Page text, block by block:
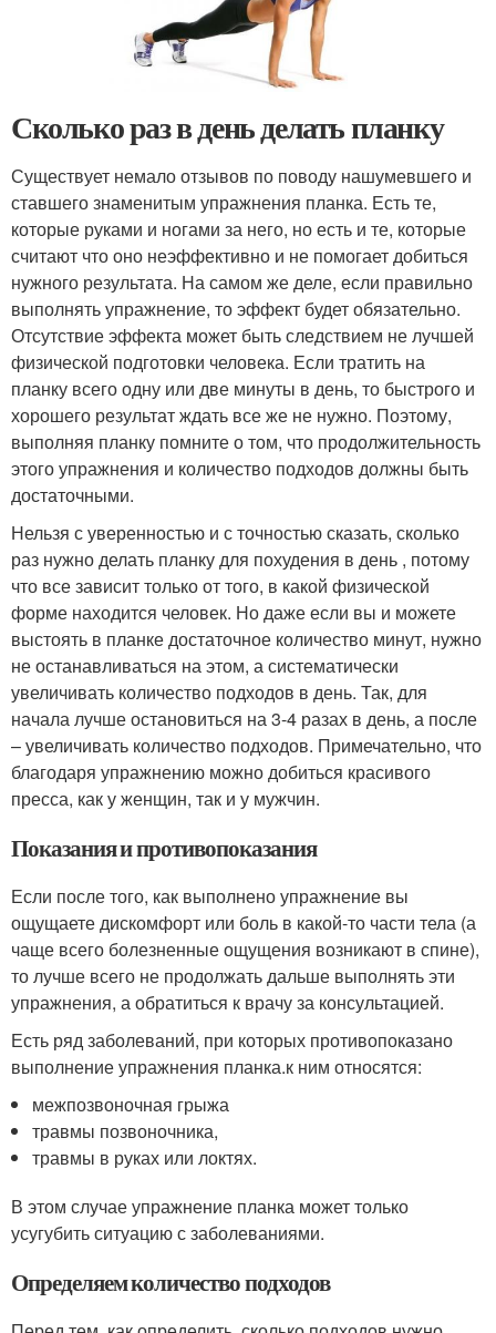
Сколько раз в день делать планку
Существует немало отзывов по поводу нашумевшего и
ставшего знаменитым упражнения планка. Есть те,
которые руками и ногами за него, но есть и те, которые
считают что оно неэффективно и не помогает добиться
нужного результата. На самом же деле, если правильно
выполнять упражнение, то эффект будет обязательно.
Отсутствие эффекта может быть следствием не лучшей
физической подготовки человека. Если тратить на
планку всего одну или две минуты в день, то быстрого и
хорошего результат ждать все же не нужно. Поэтому,
выполняя планку помните о том, что продолжительность
этого упражнения и количество подходов должны быть
достаточными.
Нельзя с уверенностью и с точностью сказать, сколько
раз нужно делать планку для похудения в день , потому
что все зависит только от того, в какой физической
форме находится человек. Но даже если вы и можете
выстоять в планке достаточное количество минут, нужно
не останавливаться на этом, а систематически
увеличивать количество подходов в день. Так, для
начала лучше остановиться на 3-4 разах в день, а после
– увеличивать количество подходов. Примечательно, что
благодаря упражнению можно добиться красивого
пресса, как у женщин, так и у мужчин.
Показания и противопоказания
Если после того, как выполнено упражнение вы
ощущаете дискомфорт или боль в какой-то части тела (а
чаще всего болезненные ощущения возникают в спине),
то лучше всего не продолжать дальше выполнять эти
упражнения, а обратиться к врачу за консультацией.
Есть ряд заболеваний, при которых противопоказано
выполнение упражнения планка.к ним относятся:
межпозвоночная грыжа
травмы позвоночника,
травмы в руках или локтях.
В этом случае упражнение планка может только
усугубить ситуацию с заболеваниями.
Определяем количество подходов